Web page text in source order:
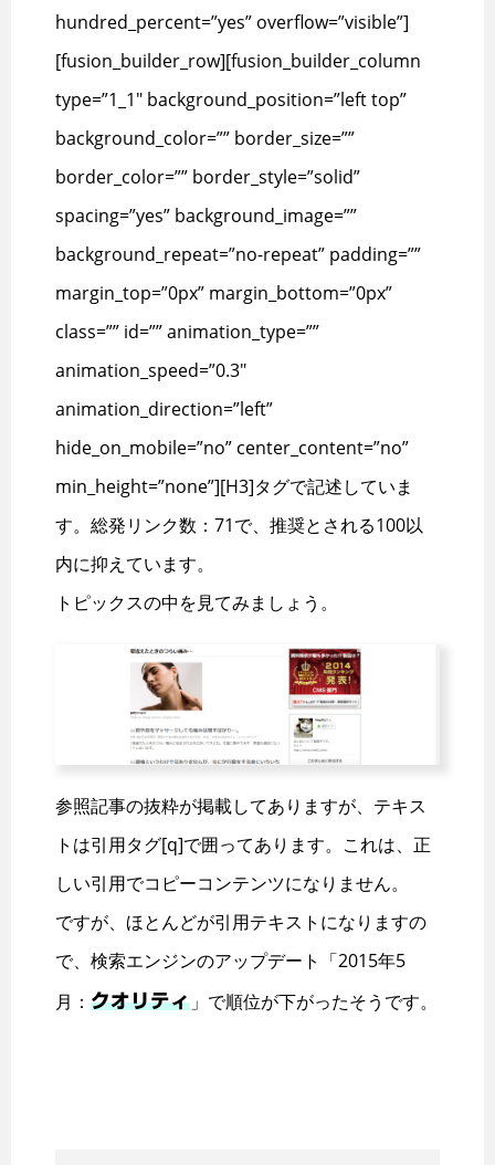
hundred_percent=”yes” overflow=”visible”]
[fusion_builder_row][fusion_builder_column
type=”1_1″ background_position=”left top”
background_color=”” border_size=””
border_color=”” border_style=”solid”
spacing=”yes” background_image=””
background_repeat=”no-repeat” padding=””
margin_top=”0px” margin_bottom=”0px”
class=”” id=”” animation_type=””
animation_speed=”0.3″
animation_direction=”left”
hide_on_mobile=”no” center_content=”no”
min_height=”none”][H3]タグで記述していま
す。総発リンク数：71で、推奨とされる100以
内に抑えています。
トピックスの中を見てみましょう。
参照記事の抜粋が掲載してありますが、テキス
トは引用タグ[q]で囲ってあります。これは、正
しい引用でコピーコンテンツになりません。
ですが、ほとんどが引用テキストになりますの
で、検索エンジンのアップデート「2015年5
月： クオリティ 」で順位が下がったそうです。